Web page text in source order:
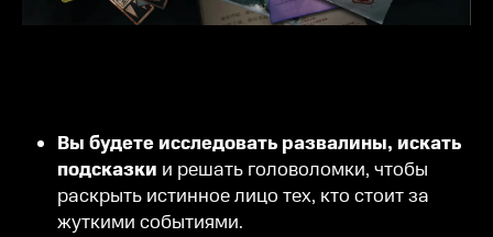
Вы будете исследовать развалины, искать
подсказки и решать головоломки, чтобы
раскрыть истинное лицо тех, кто стоит за
жуткими событиями.